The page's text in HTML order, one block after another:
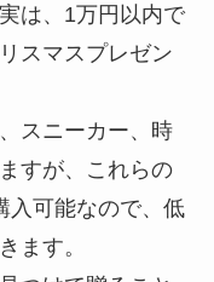
は、1万円以内で
スマスプレゼン
スニーカー、時
すが、これらの
入可能なので、低
ます。